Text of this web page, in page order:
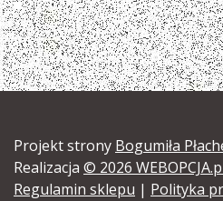
Projekt strony Bogumiła
Realizacja © 2026
Regulamin sklepu | Polityka